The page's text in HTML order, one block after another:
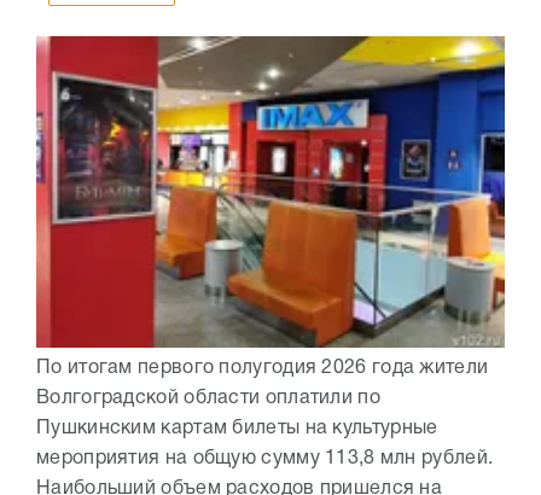
По итогам первого полугодия 2026 года жители
Волгоградской области оплатили по
Пушкинским картам билеты на культурные
мероприятия на общую сумму 113,8 млн рублей.
Наибольший объем расходов пришелся на